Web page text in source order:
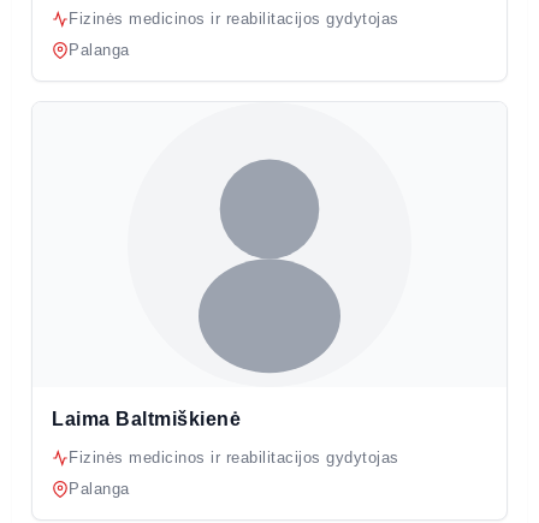
Fizinės medicinos ir reabilitacijos gydytojas
Palanga
Laima Baltmiškienė
Fizinės medicinos ir reabilitacijos gydytojas
Palanga